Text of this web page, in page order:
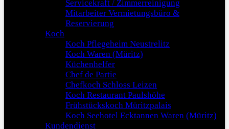
Servicekraft / Zimmerreinigung
Mitarbeiter Vermietungsbüro &
Reservierung
Koch
Koch Pflegeheim Neustrelitz
Koch Waren (Müritz)
Küchenhelfer
Chef de Partie
Chefkoch Schloss Leizen
Koch Restaurant Paulshöhe
Frühstückskoch Müritzpalais
Koch Seehotel Ecktannen Waren (Müritz)
Kundendienst